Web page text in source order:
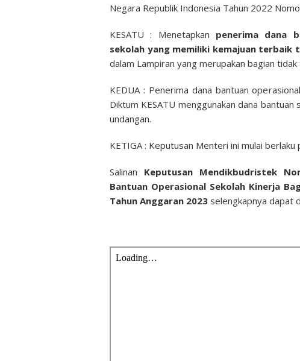
Negara Republik Indonesia Tahun 2022
KESATU : Menetapkan penerima dana
sekolah yang memiliki kemajuan terbaik
dalam Lampiran yang merupakan bagian
KEDUA : Penerima dana bantuan
Diktum KESATU menggunakan dana
undangan.
KETIGA : Keputusan Menteri ini mulai
Salinan Keputusan Mendikbudristek
Bantuan Operasional Sekolah Kinerja
Tahun Anggaran 2023 selengkapnya dapat